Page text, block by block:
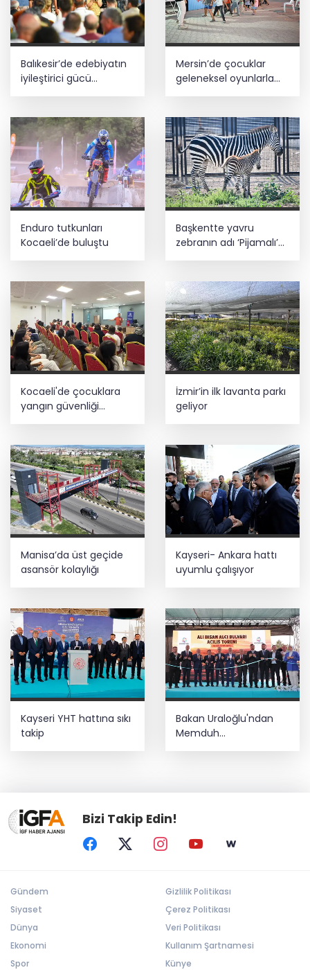
Balıkesir’de edebiyatın
iyileştirici gücü
konuşuldu
Mersin’de çocuklar
geleneksel oyunlarla
buluştu
Enduro tutkunları
Kocaeli’de buluştu
Başkentte yavru
zebranın adı ‘Pijamalı’
Kocaeli'de çocuklara
yangın güvenliği
İzmir’in ilk lavanta parkı
geliyor
Manisa’da üst geçide
asansör kolaylığı
Kayseri- Ankara hattı
uyumlu çalışıyor
Kayseri YHT hattına sıkı
takip
Bakan Uraloğlu'ndan
Memduh
Çolakbayrakdar'a övgü
Bizi Takip Edin!
Gündem
Siyaset
Dünya
Ekonomi
Spor
Gizlilik Politikası
Çerez Politikası
Veri Politikası
Kullanım Şartnamesi
Künye